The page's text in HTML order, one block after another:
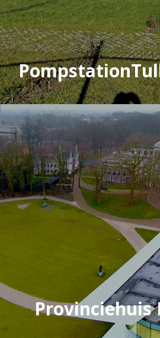
Provinciehuis